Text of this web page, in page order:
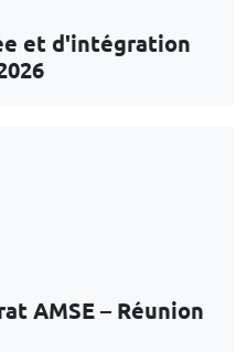
et d'intégration
AMSE – Réunion